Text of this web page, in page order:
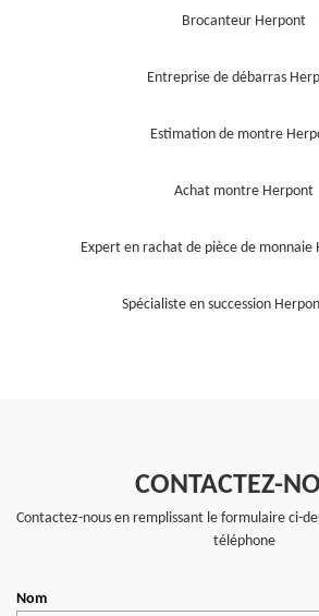
Brocanteur Herpont
Entreprise de débarras
Estimation de montre
Achat montre Herpont
Expert en rachat de pièce de monnaie
Spécialiste en succession
CONTACTEZ-
Contactez-nous en remplissant le formulaire ci-
téléphone
Nom